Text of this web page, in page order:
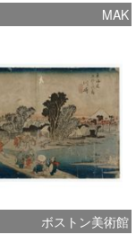
MAK
ボストン美術館